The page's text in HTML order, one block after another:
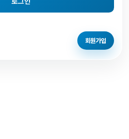
회원가입